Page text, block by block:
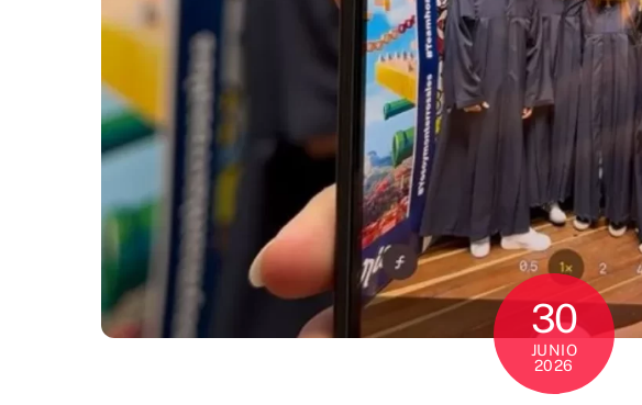
30
JUNIO
2026